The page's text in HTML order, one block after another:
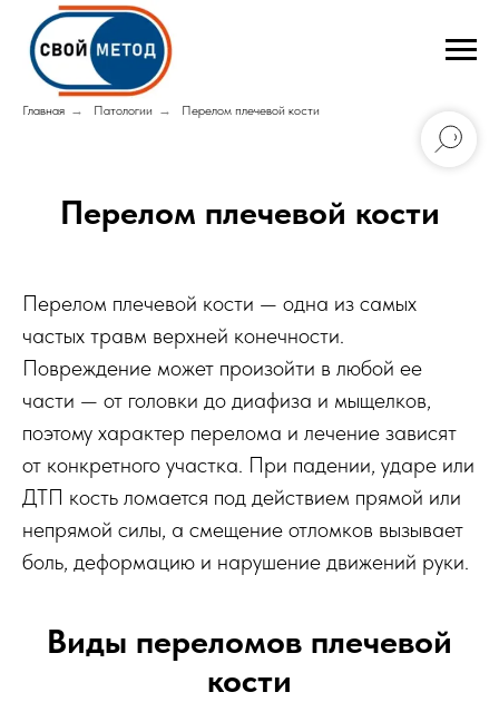
Главная → Патологии → Перелом плечевой кости
Перелом плечевой кости
Перелом плечевой кости — одна из самых
частых травм верхней конечности.
Повреждение может произойти в любой ее
части — от головки до диафиза и мыщелков,
поэтому характер перелома и лечение зависят
от конкретного участка. При падении, ударе или
ДТП кость ломается под действием прямой или
непрямой силы, а смещение отломков вызывает
боль, деформацию и нарушение движений руки.
Виды переломов плечевой
кости